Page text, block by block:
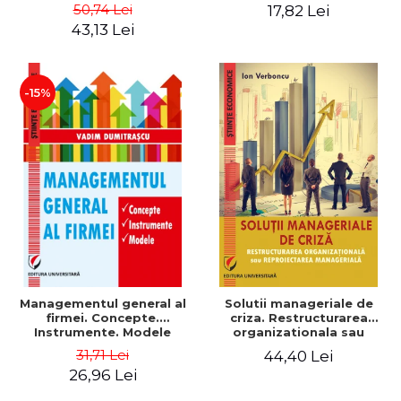
50,74 Lei
43,13 Lei
17,82 Lei
-15%
Managementul general al
firmei. Concepte.
Instrumente. Modele
31,71 Lei
26,96 Lei
Solutii manageriale de
criza. Restructurarea
organizationala sau
44,40 Lei